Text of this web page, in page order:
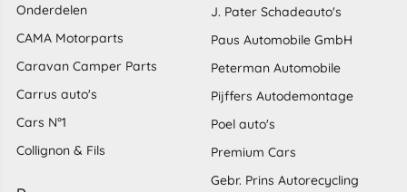
Onderdelen
CAMA Motorparts
Caravan Camper Parts
Carrus auto's
Cars N°1
Collignon & Fils
J. Pater Schadeauto's
Paus Automobile GmbH
Peterman Automobile
Pijffers Autodemontage
Poel auto's
Premium Cars
Gebr. Prins Autorecycling